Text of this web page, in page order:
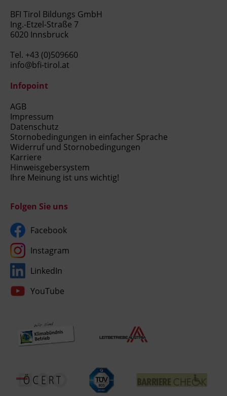
BFI Tirol Bildungs GmbH
Ing.-Etzel-Straße 7
6020 Innsbruck
Tel. +43 (0)509660
info@bfi-tirol.at
Infopoint
AGB
Impressum
Datenschutz
Stornobedingungen in einfacher Sprache
Widerruf und Stornobedingungen
Karriere
Hinweisgebersystem
Ihre Meinung ist uns wichtig!
Folgen Sie uns
Facebook
Instagram
LinkedIn
YouTube